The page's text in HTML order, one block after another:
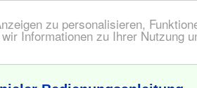
zu personalisieren,
Informationen zu Ihrer Nutzung